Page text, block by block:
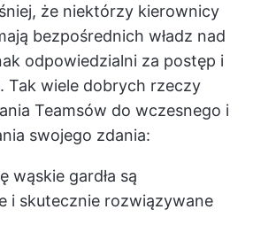
że niektórzy kierownicy
bezpośrednich władz nad
odpowiedzialni za postęp i
Tak wiele dobrych rzeczy
Teamsów do wczesnego i
swojego zdania:
wąskie gardła są
i skutecznie rozwiązywane